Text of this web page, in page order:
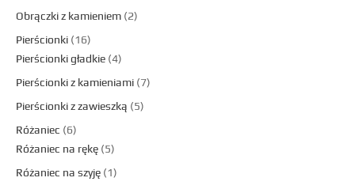
Obrączki z kamieniem 2
Pierścionki 16
Pierścionki gładkie 4
Pierścionki z kamieniami 7
Pierścionki z zawieszką
5
Różaniec
6
Różaniec na rękę 5
Różaniec na szyję 1